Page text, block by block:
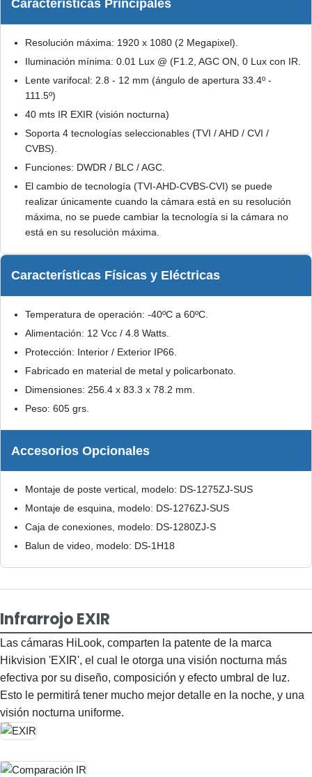
Características Principales
Resolución máxima: 1920 x 1080 (2 Megapixel).
Iluminación mínima: 0.01 Lux @ (F1.2, AGC ON, 0 Lux con IR.
Lente varifocal: 2.8 - 12 mm (ángulo de apertura 33.4º -
111.5º)
40 mts IR EXIR (visión nocturna)
Soporta 4 tecnologías seleccionables (TVI / AHD / CVI /
CVBS).
Funciones: DWDR / BLC / AGC.
El cambio de tecnología (TVI-AHD-CVBS-CVI) se puede
realizar únicamente cuando la cámara está en su resolución
máxima, no se puede cambiar la tecnología si la cámara no
está en su resolución máxima.
Características Físicas y Eléctricas
Temperatura de operación: -40ºC a 60ºC.
Alimentación: 12 Vcc / 4.8 Watts.
Protección: Interior / Exterior IP66.
Fabricado en material de metal y policarbonato.
Dimensiones: 256.4 x 83.3 x 78.2 mm.
Peso: 605 grs.
Accesorios Opcionales
Montaje de poste vertical, modelo: DS-1275ZJ-SUS
Montaje de esquina, modelo: DS-1276ZJ-SUS
Caja de conexiones, modelo: DS-1280ZJ-S
Balun de video, modelo: DS-1H18
Infrarrojo EXIR
Las cámaras HiLook, comparten la patente de la marca
Hikvision 'EXIR', el cual le otorga una visión nocturna más
efectiva por su diseño, composición y efecto umbral de luz.
Esto le permitirá tener mucho mejor detalle en la noche, y una
visión nocturna uniforme.